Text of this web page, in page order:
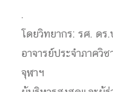
.
โดยวิทยากร: รศ. ด
อาจารย์ประจำภาควิ
จุฬาฯ